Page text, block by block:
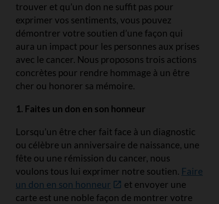
trouver et qu’un don ne suffit pas pour
exprimer vos sentiments, vous pouvez
démontrer votre soutien d’une façon qui
aura un impact pour les personnes aux prises
avec le cancer. Nous proposons trois actions
concrètes pour rendre hommage à un être
cher ou honorer sa mémoire.
1. Faites un don en son honneur
Lorsqu’un être cher fait face à un diagnostic
ou célèbre un anniversaire de naissance, une
fête ou une rémission du cancer, nous
voulons tous lui exprimer notre soutien. Faire
un don en son honneur
et envoyer une
carte est une noble façon de montrer votre